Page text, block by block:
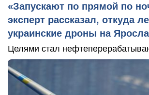
«Запускают по прямой по
эксперт рассказал, откуда
украинские дроны на
Целями стал